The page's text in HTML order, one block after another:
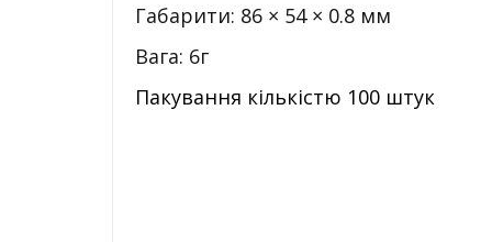
Габарити: 86 × 54 × 0.8 мм
Вага: 6г
Пакування кількістю 100 штук